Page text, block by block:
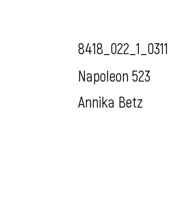
8418_022_1_0311
Napoleon 523
Annika Betz